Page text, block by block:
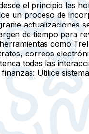
el principio las
un proceso de
actualizaciones
de tiempo para
como
correos
todas las
Utilice